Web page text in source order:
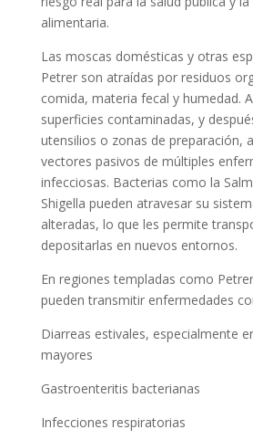
alimentaria.
Las moscas domésticas y otras
Petrer son atraídas por residuos
comida, materia fecal y humedad.
superficies contaminadas, y
utensilios o zonas de preparación,
vectores pasivos de múltiples
infecciosas. Bacterias como la
Shigella pueden atravesar su
alteradas, lo que les permite
depositarlas en nuevos entornos.
En regiones templadas como
pueden transmitir enfermedades
Diarreas estivales, especialmente
mayores
Gastroenteritis bacterianas
Infecciones respiratorias